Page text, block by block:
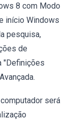
8 com Modo
início Windows
pesquisa,
de
"Definições
será